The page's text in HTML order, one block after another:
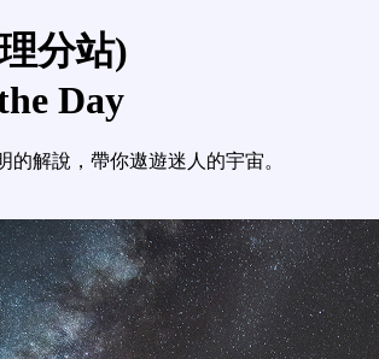
分站)
Day
解說，帶你遨遊迷人的宇宙。